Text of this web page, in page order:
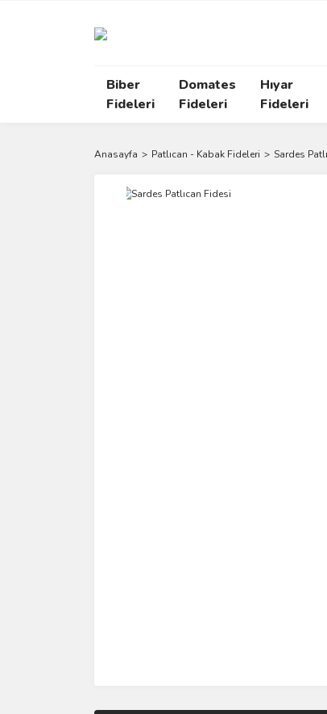
Biber
Fideleri
Domates
Fideleri
Hıyar
Fideleri
Anasayfa Patlıcan - Kabak Fideleri Sardes